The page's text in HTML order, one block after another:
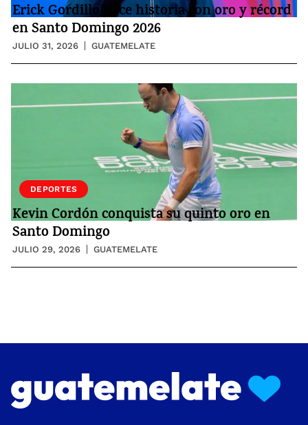
Erick Gordillo hace historia con oro y récord
en Santo Domingo 2026
JULIO 31, 2026 GUATEMELATE
DEPORTES
Kevin Cordón conquista su quinto oro en
Santo Domingo
JULIO 29, 2026 GUATEMELATE